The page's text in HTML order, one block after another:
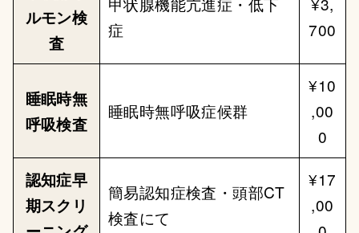
ルモン検
査
症
700
睡眠時無
呼吸検査
睡眠時無呼吸症候群
¥10
,00
0
認知症早
期スクリ
簡易認知症検査・頭部CT
検査にて
¥17
,00